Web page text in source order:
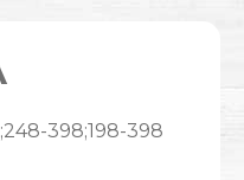
398;198-398